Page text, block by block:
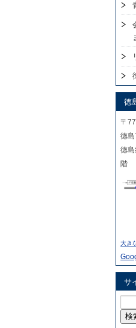
徳
〒
徳
徳
階
大き
サ
索: